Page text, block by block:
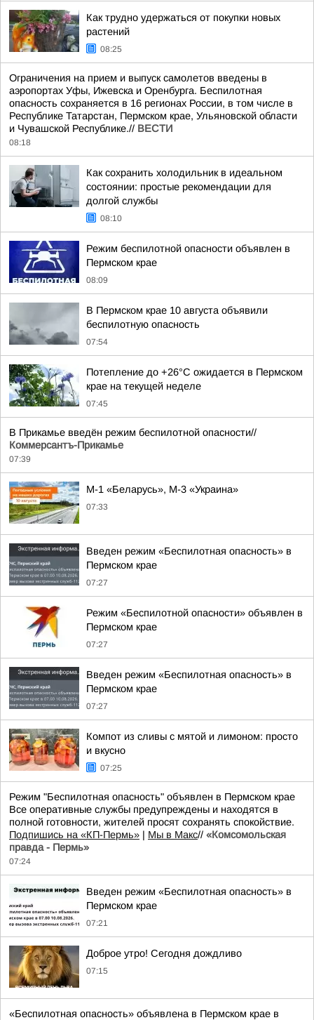
Как трудно удержаться от покупки новых
растений
08:25
Ограничения на прием и выпуск самолетов введены в
аэропортах Уфы, Ижевска и Оренбурга. Беспилотная
опасность сохраняется в 16 регионах России, в том числе в
Республике Татарстан, Пермском крае, Ульяновской области
и Чувашской Республике.// ВЕСТИ
08:18
Как сохранить холодильник в идеальном
состоянии: простые рекомендации для
долгой службы
08:10
Режим беспилотной опасности объявлен в
Пермском крае
08:09
В Пермском крае 10 августа объявили
беспилотную опасность
07:54
Потепление до +26°C ожидается в Пермском
крае на текущей неделе
07:45
В Прикамье введён режим беспилотной опасности//
Коммерсантъ-Прикамье
07:39
М-1 «Беларусь», М-3 «Украина»
07:33
Введен режим «Беспилотная опасность» в
Пермском крае
07:27
Режим «Беспилотной опасности» объявлен в
Пермском крае
07:27
Введен режим «Беспилотная опасность» в
Пермском крае
07:27
Компот из сливы с мятой и лимоном: просто
и вкусно
07:25
Режим "Беспилотная опасность" объявлен в Пермском крае
Все оперативные службы предупреждены и находятся в
полной готовности, жителей просят сохранять спокойствие.
Подпишись на «КП-Пермь» | Мы в Maкс// «Комсомольская
правда - Пермь»
07:24
Введен режим «Беспилотная опасность» в
Пермском крае
07:21
Доброе утро! Сегодня дождливо
07:15
«Беспилотная опасность» объявлена в Пермском крае в